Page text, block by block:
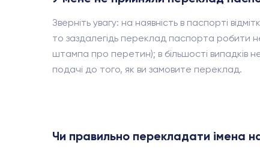
Зверніть увагу: на наявність в паспорті
то заздалегідь переклад паспорта робити
штампа про перетин); в більшості випадків
подачі до того, як ви замовите переклад.
Чи правильно перекладати імена